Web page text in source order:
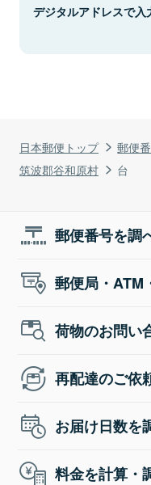
日本郵便トップ 郵便
筑波郡谷和原村
台
デジタルアドレスで入
郵便番号を調
郵便局・ATM
荷物のお問い
再配達のご依
お届け日数を
料金を計算・